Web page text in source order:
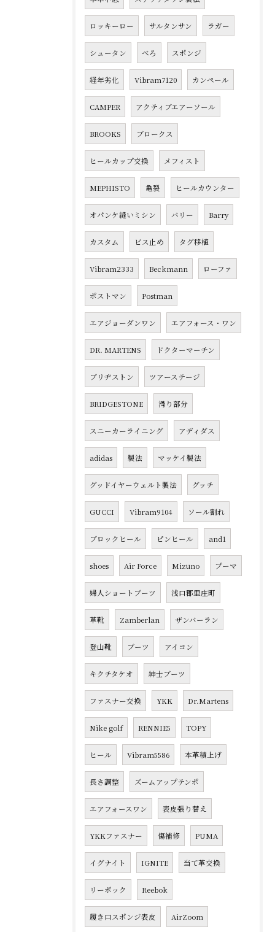
ロッキーロー サルタンサン ラガー
シュータン べろ スポンジ
経年劣化 Vibram7120 カンペール
CAMPER アクティブエアーソール
BROOKS ブロークス
ヒールカップ交換 メフィスト
MEPHISTO 亀裂 ヒールカウンター
オパンケ縫いミシン バリー Barry
カスタム ビス止め タグ移植
Vibram2333 Beckmann ローファ
ポストマン Postman
エアジョーダンワン エアフォース・ワン
DR. MARTENS ドクターマーチン
ブリヂストン ツアーステージ
BRIDGESTONE 滑り部分
スニーカーライニング アディダス
adidas 製法 マッケイ製法
グッドイヤーウェルト製法 グッチ
GUCCI Vibram9104 ソール割れ
ブロックヒール ピンヒール and1
shoes Air Force Mizuno プーマ
婦人ショートブーツ 浅口郡里庄町
革靴 Zamberlan ザンバーラン
登山靴 ブーツ アイコン
キクチタケオ 紳士ブーツ
ファスナー交換 YKK Dr.Martens
Nike golf RENNIE5 TOPY
ヒール Vibram5586 本革積上げ
長さ調整 ズームアップテンポ
エアフォースワン 表皮張り替え
YKKファスナー 傷補修 PUMA
イグナイト IGNITE 当て革交換
リーボック Reebok
履き口スポンジ表皮 AirZoom